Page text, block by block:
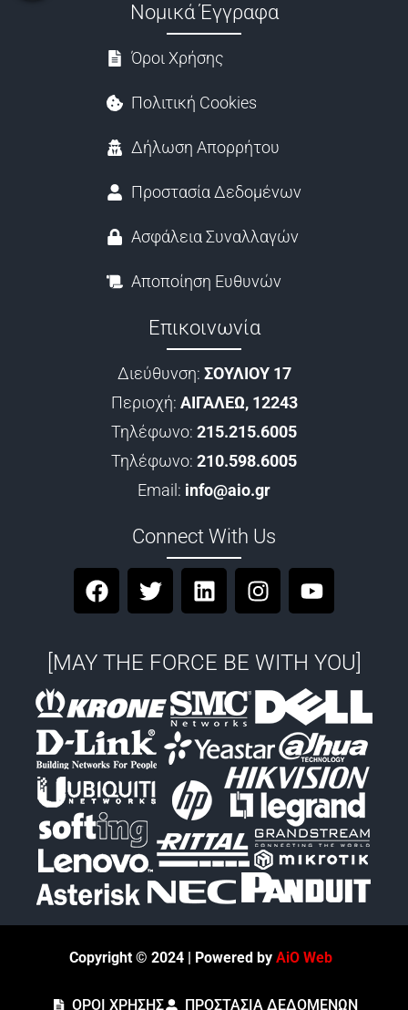
Νομικά Έγγραφα
Όροι Χρήσης
Πολιτική Cookies
Δήλωση Απορρήτου
Προστασία Δεδομένων
Ασφάλεια Συναλλαγών
Αποποίηση Ευθυνών
Επικοινωνία
Διεύθυνση: ΣΟΥΛΙΟΥ 17
Περιοχή: ΑΙΓΑΛΕΩ, 12243
Τηλέφωνο: 215.215.6005
Τηλέφωνο: 210.598.6005
Email: info@aio.gr
Connect With Us
F
a
o
o
k
T
w
t
e
r
L
i
e
d
i
n
I
n
a
g
a
m
Y
o
u
b
e
[MAY THE FORCE BE WITH YOU]
Copyright © 2024 | Powered by AiO Web
ΟΡΟΙ ΧΡΗΣΗΣ ΠΡΟΣΤΑΣΙΑ ΔΕΔΟΜΕΝΩΝ